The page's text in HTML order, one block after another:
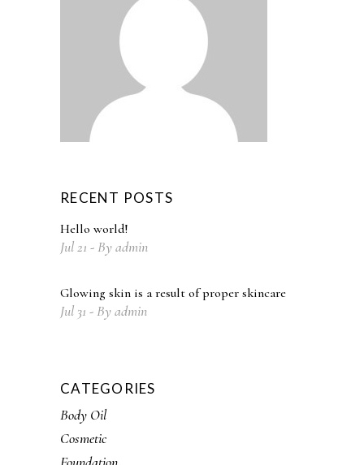
RECENT POSTS
Hello world!
Jul21 Byadmin
Glowing skin is a result of proper skincare
Jul 31 Byadmin
CATEGORIES
Body Oil
Cosmetic